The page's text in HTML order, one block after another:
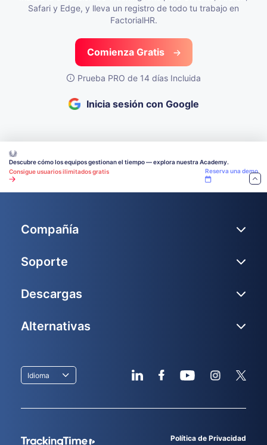
Safari y Edge, y lleva un registro de todo tu trabajo en
FactorialHR.
Comienza Gratis
Prueba PRO de 14 días Incluida
Inicia sesión con Google
Descubre cómo los equipos gestionan el tiempo — explora nuestra Academy.
Consigue usuarios ilimitados gratis
Reserva una demo
Política de Privacidad
Idioma
Compañía
Soporte
Descargas
Alternativas